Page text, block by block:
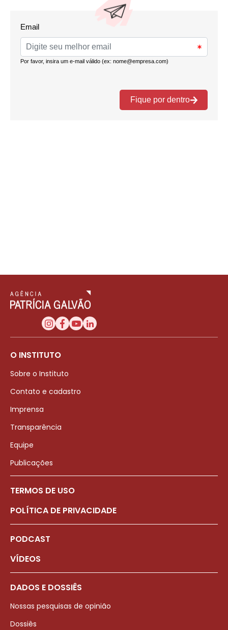
O INSTITUTO
Sobre o Instituto
Contato e cadastro
Imprensa
Transparência
Equipe
Publicações
TERMOS DE USO
POLÍTICA DE PRIVACIDADE
PODCAST
VÍDEOS
DADOS E DOSSIÊS
Nossas pesquisas de opinião
Dossiês